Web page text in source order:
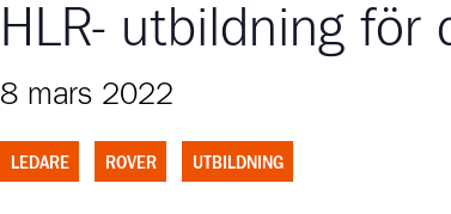
HLR- utbildning
8 mars 2022
LEDARE ROVER UTBILDNING